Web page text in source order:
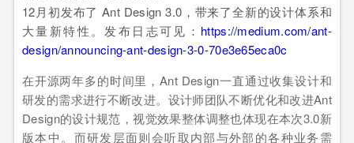
12月初发布了 Ant Design 3.0，带来了全新的设计体系和
大量新特性。发布日志可见： https://medium.com/ant-
design/announcing-ant-design-3-0-70e3e65eca0c
在开源两年多的时间里，Ant Design一直通过收集设计和
研发的需求进行不断改进。设计师团队不断优化和改进Ant
Design的设计规范，视觉效果整体调整也体现在本次3.0新
版本中。而研发层面则会听取内部与外部的各种业务需